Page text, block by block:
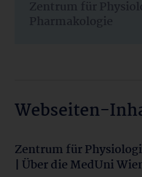
Zentrum für
Pharmakologie
Webseiten-
Zentrum für
| Über die MedUni